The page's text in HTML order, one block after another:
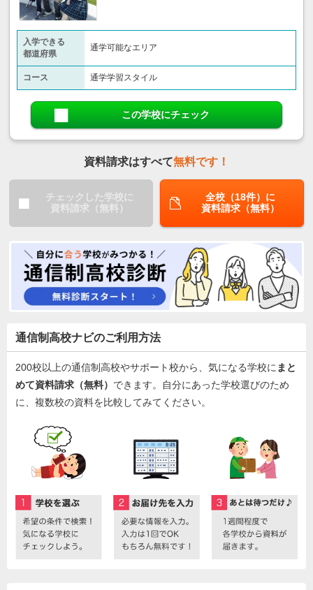
入学できる
都道府県
通学可能なエリア
コース 通学学習スタイル
この学校にチェック
資料請求はすべて無料です！
チェックした学校に
資料請求（無料）
全校（18件）に
資料請求（無料）
通信制高校ナビのご利用方法
200校以上の通信制高校やサポート校から、気になる学校に まと
めて資料請求（無料） できます。自分にあった学校選びのため
に、複数校の資料を比較してみてください。